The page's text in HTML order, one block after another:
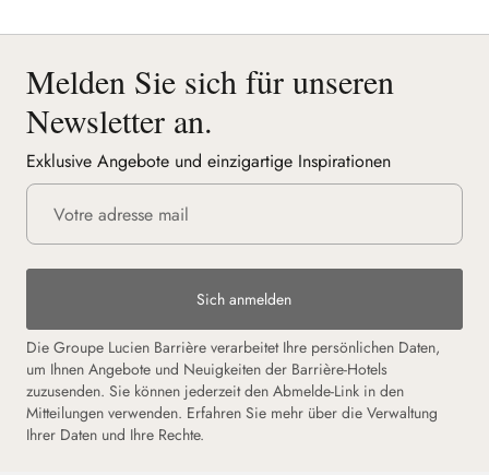
Melden Sie sich für unseren
Newsletter an.
Exklusive Angebote und einzigartige Inspirationen
Sich anmelden
Die Groupe Lucien Barrière verarbeitet Ihre persönlichen Daten,
um Ihnen Angebote und Neuigkeiten der Barrière-Hotels
zuzusenden. Sie können jederzeit den Abmelde-Link in den
Mitteilungen verwenden. Erfahren Sie mehr über die Verwaltung
Ihrer Daten und Ihre Rechte.